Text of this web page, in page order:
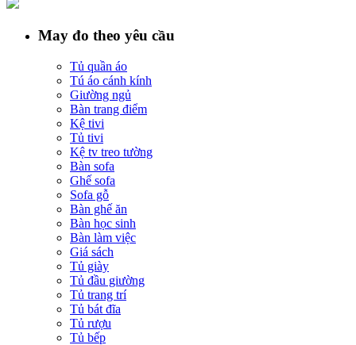
May đo theo yêu cầu
Tủ quần áo
Tú áo cánh kính
Giường ngủ
Bàn trang điểm
Kệ tivi
Tủ tivi
Kệ tv treo tường
Bàn sofa
Ghế sofa
Sofa gỗ
Bàn ghế ăn
Bàn học sinh
Bàn làm việc
Giá sách
Tủ giày
Tủ đầu giường
Tủ trang trí
Tủ bát đĩa
Tủ rượu
Tủ bếp